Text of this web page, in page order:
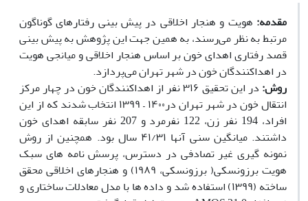
مقدمه: هویت و هنجار اخلاقی در پیش بینی رفتارهای گوناگون
مرتبط به نظر می‌رسند، به همین جهت این پژوهش به پیش بینی
قصد رفتاری اهدای خون بر اساس هنجار اخلاقی و میانجی هویت
در اهداکنندگان خون در شهر تهران می‌پردازد.
روش:
در این تحقیق ۳۱۶ نفر از اهداکنندگان خون در چهار مرکز
انتقال خون در شهر تهران در۱۴۰۰ – ۱۳۹۹ انتخاب شدند که از این
افراد، 194 نفر زن، 122 نفرمرد و 207 نفر سابقه اهدای خون
داشتند. میانگین سنی آنها ۴۱/۳۱ سال بود. همچنین از روش
نمونه گیری غیر تصادفی در دسترس، پرسش نامه های سبک
هویت برزونسکی( برزونسکی، ۱۹۸۹) و هنجارهای اخلاقی محقق
ساخته (۱۳۹۹) استفاده شد و داده ها با مدل معادلات ساختاری و